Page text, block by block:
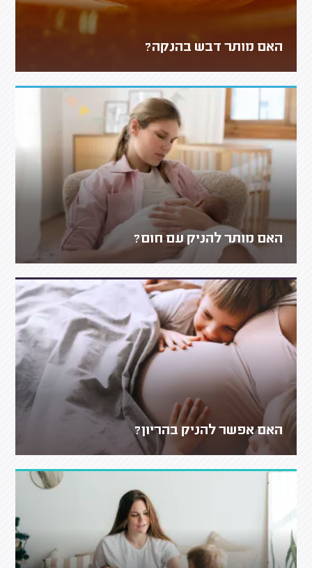
האם מותר דבש בהנקה?
האם מותר להניק עם חום?
האם אפשר להניק בהריון?